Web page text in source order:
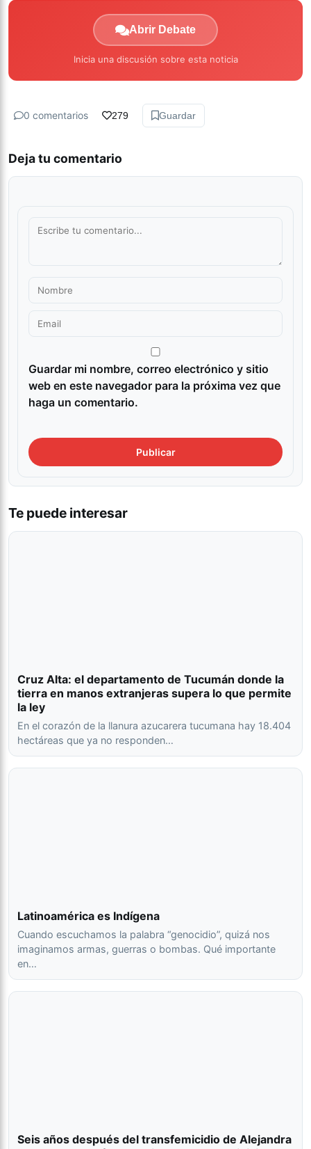
Abrir Debate
Inicia una discusión sobre esta noticia
0 comentarios 279 Guardar
Deja tu comentario
Guardar mi nombre, correo electrónico y sitio
web en este navegador para la próxima vez que
haga un comentario.
Te puede interesar
Cruz Alta: el departamento de Tucumán donde la
tierra en manos extranjeras supera lo que permite
la ley
En el corazón de la llanura azucarera tucumana hay 18.404
hectáreas que ya no responden…
Latinoamérica es Indígena
Cuando escuchamos la palabra “genocidio”, quizá nos
imaginamos armas, guerras o bombas. Qué importante
en…
Seis años después del transfemicidio de Alejandra